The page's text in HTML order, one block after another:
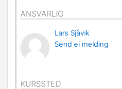
ANSVARLIG
Lars Sjåvik
Send ei melding
KURSSTED